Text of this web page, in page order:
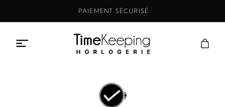
PAIEMENT SÉCURISÉ